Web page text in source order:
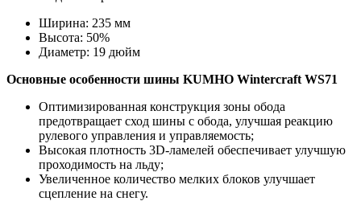
Ширина: 235 мм
Высота: 50%
Диаметр: 19 дюйм
Основные особенности шины KUMHO Wintercraft WS71
Оптимизированная конструкция зоны обода
предотвращает сход шины с обода, улучшая реакцию
рулевого управления и управляемость;
Высокая плотность 3D-ламелей обеспечивает улучшую
проходимость на льду;
Увеличенное количество мелких блоков улучшает
сцепление на снегу.